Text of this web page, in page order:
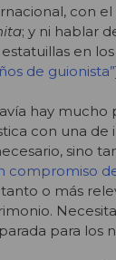
con
; y ni hablar
estatuillas en
de guionista”
hay mucho
con una de
sino
compromiso
o más
para los